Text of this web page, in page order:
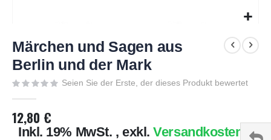
Anfang
der
Bildgalerie
springen
Märchen und Sagen aus
Berlin und der Mark
Seien Sie der Erste, der dieses Produkt bewertet
12,80 €
Inkl. 19% MwSt. , exkl.Versandkosten